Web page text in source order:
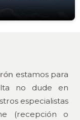
estamos para
no dude en
especialistas
(recepción o